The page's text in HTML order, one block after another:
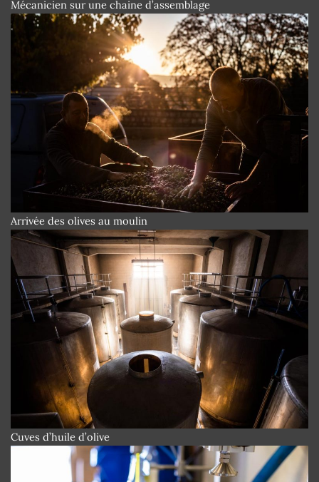
Mécanicien sur une chaine d’assemblage
Arrivée des olives au moulin
Cuves d’huile d’olive